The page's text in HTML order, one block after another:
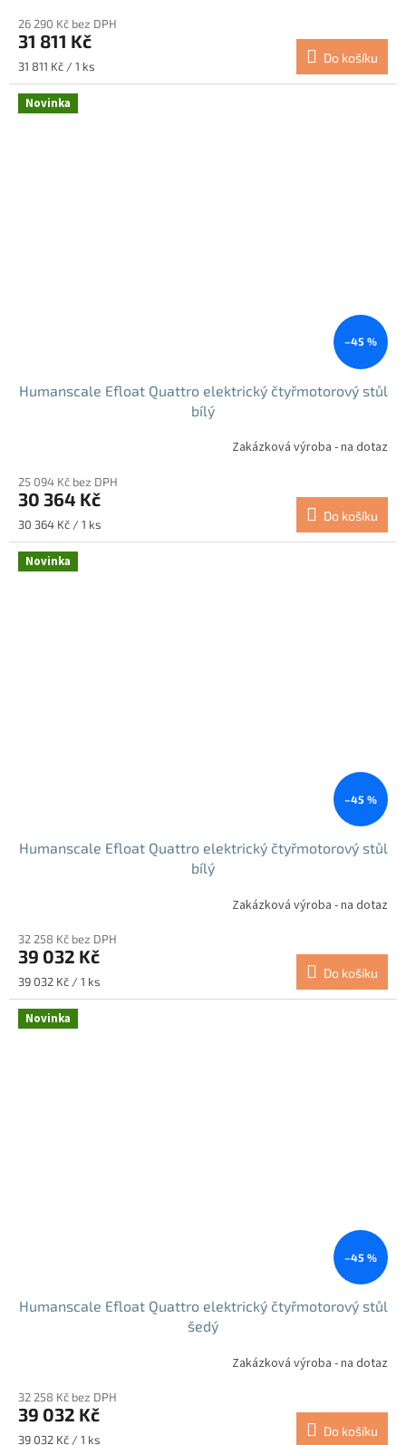
26 290 Kč bez DPH
31 811 Kč
Měrná
cena:
31 811 Kč / 1 ks
Do košíku
Novinka
–45 %
Humanscale Efloat Quattro elektrický čtyřmotorový stůl
bílý
Zakázková výroba - na dotaz
25 094 Kč bez DPH
30 364 Kč
Měrná
cena:
30 364 Kč / 1 ks
Do košíku
Novinka
–45 %
Humanscale Efloat Quattro elektrický čtyřmotorový stůl
bílý
Zakázková výroba - na dotaz
32 258 Kč bez DPH
39 032 Kč
Měrná
cena:
39 032 Kč / 1 ks
Do košíku
Novinka
–45 %
Humanscale Efloat Quattro elektrický čtyřmotorový stůl
šedý
Zakázková výroba - na dotaz
32 258 Kč bez DPH
39 032 Kč
Měrná
39 032 Kč / 1 ks
Do košíku